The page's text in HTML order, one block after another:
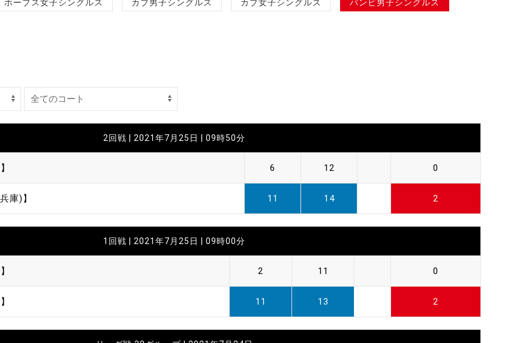
ホープス女子シングルス カブ男子シングルス カブ女子シングルス バンビ男子シングルス
2回戦 | 2021年7月25日 | 09時50分
6 12 0
庫)】 11 14 2
1回戦 | 2021年7月25日 | 09時00分
2 11 0
11 13 2